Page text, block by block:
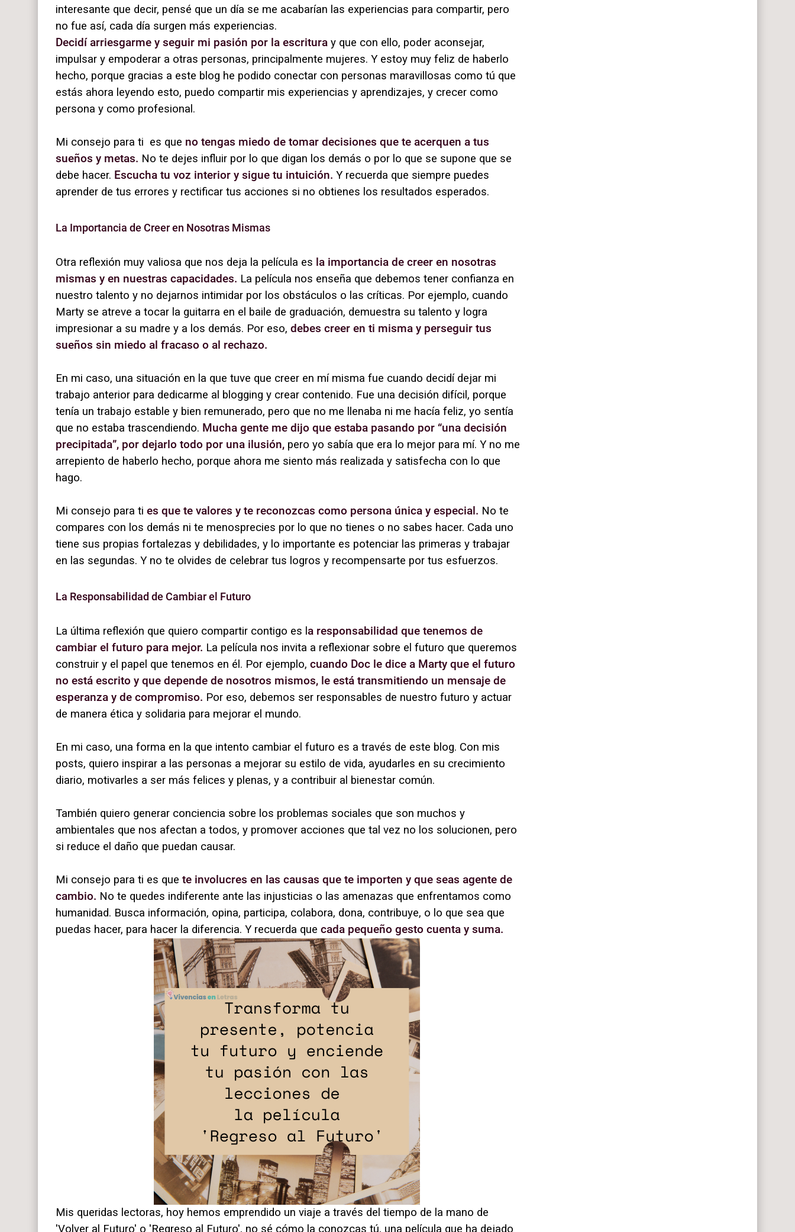
interesante que decir, pensé que un día se me acabarían las experiencias para compartir, pero
no fue así, cada día surgen más experiencias.
Decidí arriesgarme y seguir mi pasión por la escritura y que con ello, poder aconsejar,
impulsar y empoderar a otras personas, principalmente mujeres. Y estoy muy feliz de haberlo
hecho, porque gracias a este blog he podido conectar con personas maravillosas como tú que
estás ahora leyendo esto, puedo compartir mis experiencias y aprendizajes, y crecer como
persona y como profesional.
Mi consejo para ti es que no tengas miedo de tomar decisiones que te acerquen a tus
sueños y metas. No te dejes influir por lo que digan los demás o por lo que se supone que se
debe hacer. Escucha tu voz interior y sigue tu intuición. Y recuerda que siempre puedes
aprender de tus errores y rectificar tus acciones si no obtienes los resultados esperados.
La Importancia de Creer en Nosotras Mismas
Otra reflexión muy valiosa que nos deja la película es la importancia de creer en nosotras
mismas y en nuestras capacidades. La película nos enseña que debemos tener confianza en
nuestro talento y no dejarnos intimidar por los obstáculos o las críticas. Por ejemplo, cuando
Marty se atreve a tocar la guitarra en el baile de graduación, demuestra su talento y logra
impresionar a su madre y a los demás. Por eso, debes creer en ti misma y perseguir tus
sueños sin miedo al fracaso o al rechazo.
En mi caso, una situación en la que tuve que creer en mí misma fue cuando decidí dejar mi
trabajo anterior para dedicarme al blogging y crear contenido. Fue una decisión difícil, porque
tenía un trabajo estable y bien remunerado, pero que no me llenaba ni me hacía feliz, yo sentía
que no estaba trascendiendo. Mucha gente me dijo que estaba pasando por “una decisión
precipitada”, por dejarlo todo por una ilusión, pero yo sabía que era lo mejor para mí. Y no me
arrepiento de haberlo hecho, porque ahora me siento más realizada y satisfecha con lo que
hago.
Mi consejo para ti es que te valores y te reconozcas como persona única y especial. No te
compares con los demás ni te menosprecies por lo que no tienes o no sabes hacer. Cada uno
tiene sus propias fortalezas y debilidades, y lo importante es potenciar las primeras y trabajar
en las segundas. Y no te olvides de celebrar tus logros y recompensarte por tus esfuerzos.
La Responsabilidad de Cambiar el Futuro
La última reflexión que quiero compartir contigo es l a responsabilidad que tenemos de
cambiar el futuro para mejor. La película nos invita a reflexionar sobre el futuro que queremos
construir y el papel que tenemos en él. Por ejemplo, cuando Doc le dice a Marty que el futuro
no está escrito y que depende de nosotros mismos, le está transmitiendo un mensaje de
esperanza y de compromiso. Por eso, debemos ser responsables de nuestro futuro y actuar
de manera ética y solidaria para mejorar el mundo.
En mi caso, una forma en la que intento cambiar el futuro es a través de este blog. Con mis
posts, quiero inspirar a las personas a mejorar su estilo de vida, ayudarles en su crecimiento
diario, motivarles a ser más felices y plenas, y a contribuir al bienestar común.
También quiero generar conciencia sobre los problemas sociales que son muchos y
ambientales que nos afectan a todos, y promover acciones que tal vez no los solucionen, pero
si reduce el daño que puedan causar.
Mi consejo para ti es que te involucres en las causas que te importen y que seas agente de
cambio. No te quedes indiferente ante las injusticias o las amenazas que enfrentamos como
humanidad. Busca información, opina, participa, colabora, dona, contribuye, o lo que sea que
puedas hacer, para hacer la diferencia. Y recuerda que cada pequeño gesto cuenta y suma.
Mis queridas lectoras, hoy hemos emprendido un viaje a través del tiempo de la mano de
'Volver al Futuro' o 'Regreso al Futuro', no sé cómo la conozcas tú, una película que ha dejado